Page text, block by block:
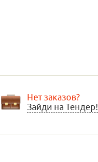
Нет заказов?
Зайди на Тендер!